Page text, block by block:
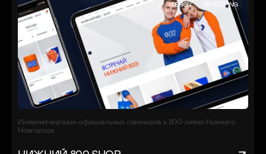
DESIGN DEVELOPING
Интернет-магазин официальных сувениров к 800-летию Нижнего
Новгорода